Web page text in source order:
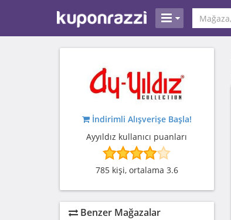
İndirimli Alışverişe Başla!
Ayyıldız kullanıcı puanları
785 kişi, ortalama 3.6
Benzer Mağazalar